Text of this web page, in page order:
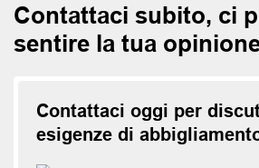
Contattaci subito, ci
sentire la tua
Contattaci oggi per
esigenze di